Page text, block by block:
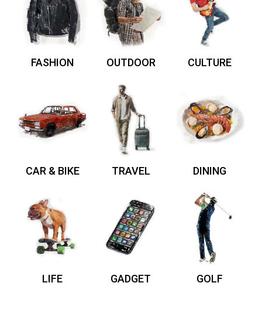
FASHION OUTDOOR CULTURE
CAR & BIKE TRAVEL DINING
LIFE GADGET GOLF